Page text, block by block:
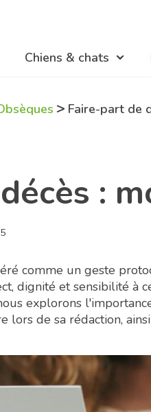
Chiens & chats
> Faire-part de
:
comme un geste
dignité et sensibilité à
explorons
lors de sa rédaction,